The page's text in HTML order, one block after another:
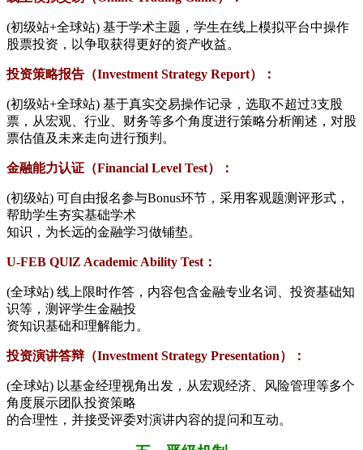
(初级站+全球站) 基于学术主题，学生在线上模拟平台中操作
股票投资，以争取获得更好的资产收益。
投资策略报告（Investment Strategy Report）：
(初级站+全球站) 基于真实交易操作记录，选取不超过3支股
票，从宏观、行业、财务等多个角度进行策略分析阐述，对股
票估值及未来走向进行预判。
金融能力认证（Financial Level Test）：
(初级站) 可自由报名参与Bonus环节，采用客观题测评形式，
帮助学生夯实基础学术
知识，为长远的金融学习做铺垫。
U-FEB QUlZ Academic Ability Test：
(全球站) 线上限时作答，内容包含金融专业名词、投资基础知
识等，测评学生金融投
资知识基础和理解能力。
投资演讲答辩（Investment Strategy Presentation）：
(全球站) 以基金经理视角出发，从宏观经济、风险管理等多个
角度展示团队投资策略
的合理性，并接受评委对演讲内容的提问和互动。